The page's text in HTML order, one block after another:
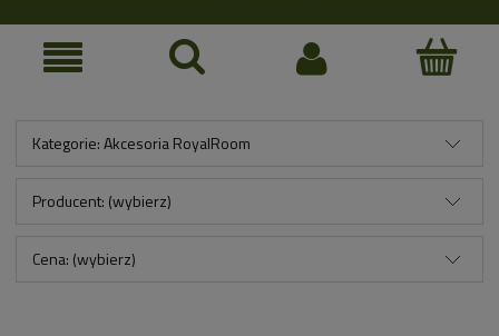
Kategorie: Akcesoria RoyalRoom
Producent: (wybierz)
Cena: (wybierz)